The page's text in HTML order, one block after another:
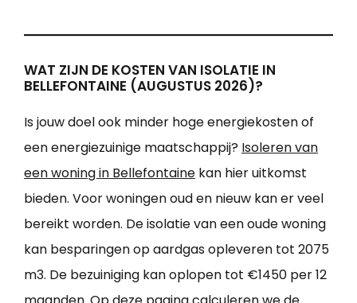
WAT ZIJN DE KOSTEN VAN ISOLATIE IN
BELLEFONTAINE (AUGUSTUS 2026)?
Is jouw doel ook minder hoge energiekosten of
een energiezuinige maatschappij? Isoleren van
een woning in Bellefontaine kan hier uitkomst
bieden. Voor woningen oud en nieuw kan er veel
bereikt worden. De isolatie van een oude woning
kan besparingen op aardgas opleveren tot 2075
m3. De bezuiniging kan oplopen tot €1450 per 12